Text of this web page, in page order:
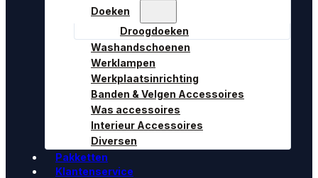
Doeken
Droogdoeken
Washandschoenen
Werklampen
Werkplaatsinrichting
Banden & Velgen Accessoires
Was accessoires
Interieur Accessoires
Diversen
Pakketten
Klantenservice